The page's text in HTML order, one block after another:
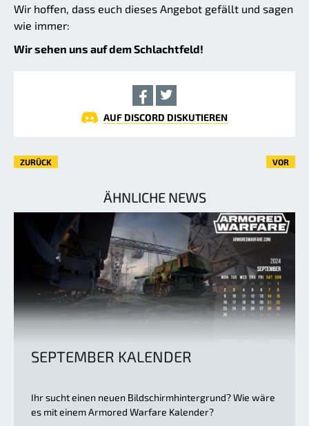
Wir hoffen, dass euch dieses Angebot gefällt und sagen
wie immer:
Wir sehen uns auf dem Schlachtfeld!
AUF DISCORD DISKUTIEREN
ZURÜCK VOR
ÄHNLICHE NEWS
SEPTEMBER KALENDER
Ihr sucht einen neuen Bildschirmhintergrund? Wie wäre
es mit einem Armored Warfare Kalender?